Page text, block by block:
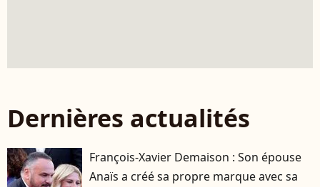
Dernières actualités
François-Xavier Demaison : Son épouse
Anaïs a créé sa propre marque avec sa